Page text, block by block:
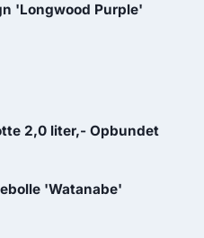
'Longwood Purple'
2,0 liter,- Opbundet
'Watanabe'